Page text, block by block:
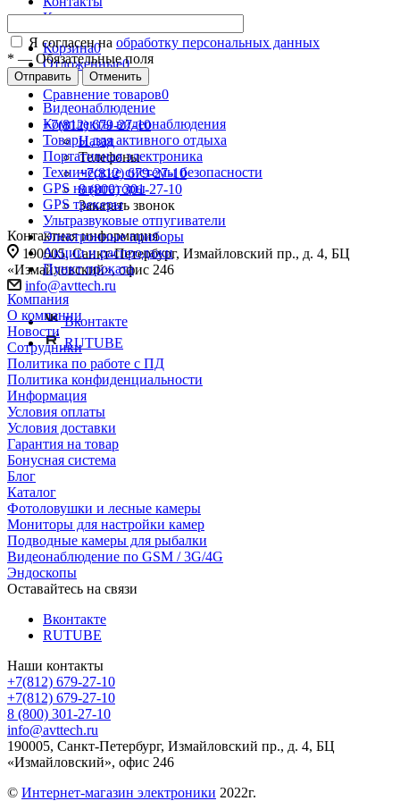
Калькулятор
Корзина0
Отложенные0
Сравнение товаров0
+7(812) 679-27-10
Назад
Телефоны
+7(812) 679-27-10
8 (800) 301-27-10
Заказать звонок
Контактная информация
190005, Санкт-Петербург, Измайловский пр., д. 4, БЦ
«Измайловский», офис 246
info@avttech.ru
Вконтакте
RUTUBE
Я согласен на обработку персональных данных
* — Обязательные поля
Отправить Отменить
Видеонаблюдение
Комплекты видеонаблюдения
Товары для активного отдыха
Портативная электроника
Технические системы безопасности
GPS навигаторы
GPS трекеры
Ультразвуковые отпугиватели
Электронные приборы
Акции и распродажи
Пункт проката
Компания
О компании
Новости
Сотрудники
Политика по работе с ПД
Политика конфиденциальности
Информация
Условия оплаты
Условия доставки
Гарантия на товар
Бонусная система
Блог
Каталог
Фотоловушки и лесные камеры
Мониторы для настройки камер
Подводные камеры для рыбалки
Видеонаблюдение по GSM / 3G/4G
Эндоскопы
Оставайтесь на связи
Вконтакте
RUTUBE
Наши контакты
+7(812) 679-27-10
+7(812) 679-27-10
8 (800) 301-27-10
info@avttech.ru
190005, Санкт-Петербург, Измайловский пр., д. 4, БЦ
«Измайловский», офис 246
© Интернет-магазин электроники 2022г.